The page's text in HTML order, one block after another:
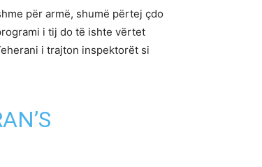
për armë, shumë përtej çdo
i tij do të ishte vërtet
i trajton inspektorët si
’S